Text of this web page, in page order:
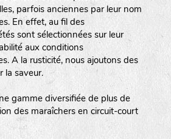
parfois anciennes par leur nom
En effet, au fil des
sont sélectionnées sur leur
aux conditions
A la rusticité, nous ajoutons des
la saveur.
gamme diversifiée de plus de
des maraîchers en circuit-court